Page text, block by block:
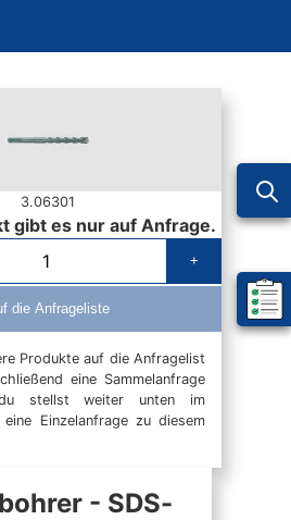
Mein
3.06301
gibt es nur auf Anfrage.
+
die Anfrageliste
Produkte auf die Anfragelist
eine Sammelanfrage
stellst weiter unten im
Einzelanfrage zu diesem
- SDS-